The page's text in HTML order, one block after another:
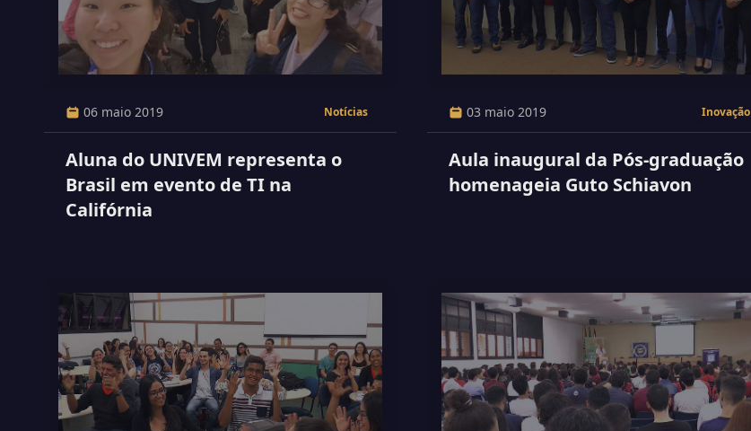
06 maio 2019 Notícias
Aluna do UNIVEM representa o
Brasil em evento de TI na
Califórnia
03 maio 2019 Inovação
Aula inaugural da Pós-graduação
homenageia Guto Schiavon